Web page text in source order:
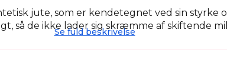
jute, som er kendetegnet ved sin styrke
så de ikke lader sig skræmme af skiftende
økologisk mad, naturlige dufte (f.eks.
Se fuld beskrivelse